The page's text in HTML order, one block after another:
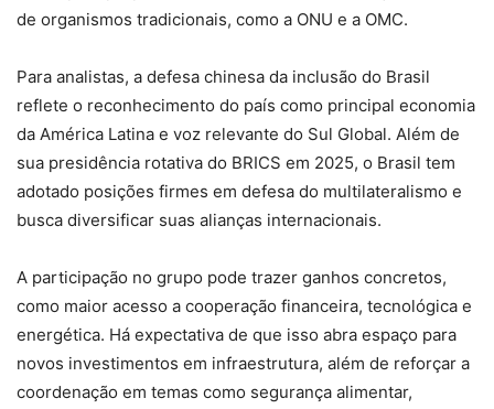
de organismos tradicionais, como a ONU e a OMC.
Para analistas, a defesa chinesa da inclusão do Brasil
reflete o reconhecimento do país como principal economia
da América Latina e voz relevante do Sul Global. Além de
sua presidência rotativa do BRICS em 2025, o Brasil tem
adotado posições firmes em defesa do multilateralismo e
busca diversificar suas alianças internacionais.
A participação no grupo pode trazer ganhos concretos,
como maior acesso a cooperação financeira, tecnológica e
energética. Há expectativa de que isso abra espaço para
novos investimentos em infraestrutura, além de reforçar a
coordenação em temas como segurança alimentar,